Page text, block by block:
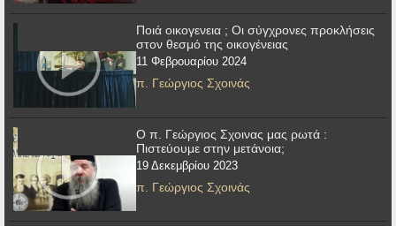
Ποιά οικογενεια ; Οι σύγχρονες προκλήσεις
στον θεσμό της οικογένειας
11 Φεβρουαρίου 2024
π. Γεώργιος Σχοινάς
Ο π. Γεώργιος Σχοινας μας ρωτά :
Πιστεύουμε στην μετάνοια;
19 Δεκεμβρίου 2023
π. Γεώργιος Σχοινάς